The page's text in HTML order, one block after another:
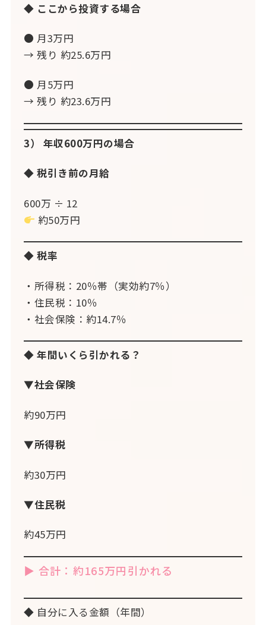
◆ ここから投資する場合
● 月3万円
→ 残り 約25.6万円
● 月5万円
→ 残り 約23.6万円
3） 年収600万円の場合
◆ 税引き前の月給
600万 ÷ 12
約50万円
◆ 税率
・所得税：20％帯（実効約7％）
・住民税：10％
・社会保険：約14.7％
◆ 年間いくら引かれる？
▼社会保険
約90万円
▼所得税
約30万円
▼住民税
約45万円
▶ 合計：約165万円引かれる
◆ 自分に入る金額（年間）